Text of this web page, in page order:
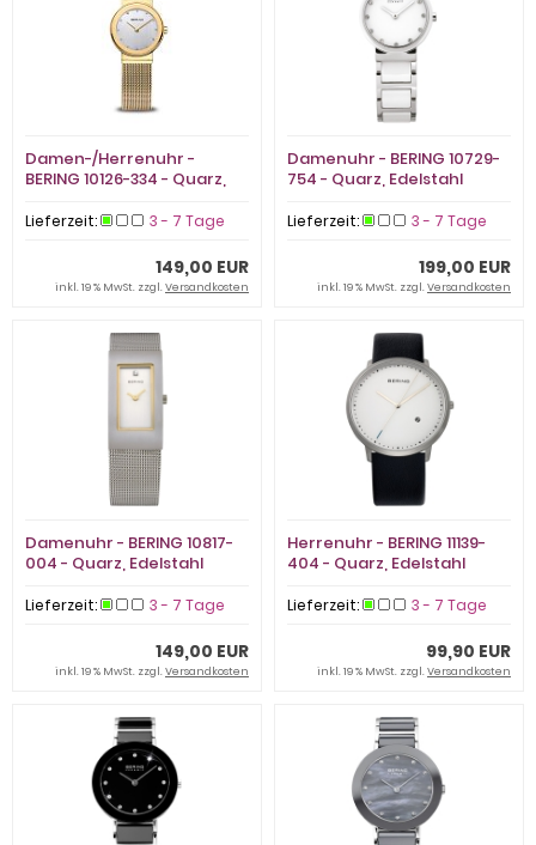
Damen-/Herrenuhr -
BERING 10126-334 - Quarz,
Lieferzeit: 3 - 7 Tage
149,00 EUR
inkl. 19 % MwSt. zzgl.Versandkosten
Damenuhr - BERING 10729-
754 - Quarz, Edelstahl
Lieferzeit: 3 - 7 Tage
199,00 EUR
inkl. 19 % MwSt. zzgl.Versandkosten
Damenuhr - BERING 10817-
004 - Quarz, Edelstahl
Lieferzeit: 3 - 7 Tage
149,00 EUR
inkl. 19 % MwSt. zzgl.Versandkosten
Herrenuhr - BERING 11139-
404 - Quarz, Edelstahl
Lieferzeit: 3 - 7 Tage
99,90 EUR
inkl. 19 % MwSt. zzgl.Versandkosten